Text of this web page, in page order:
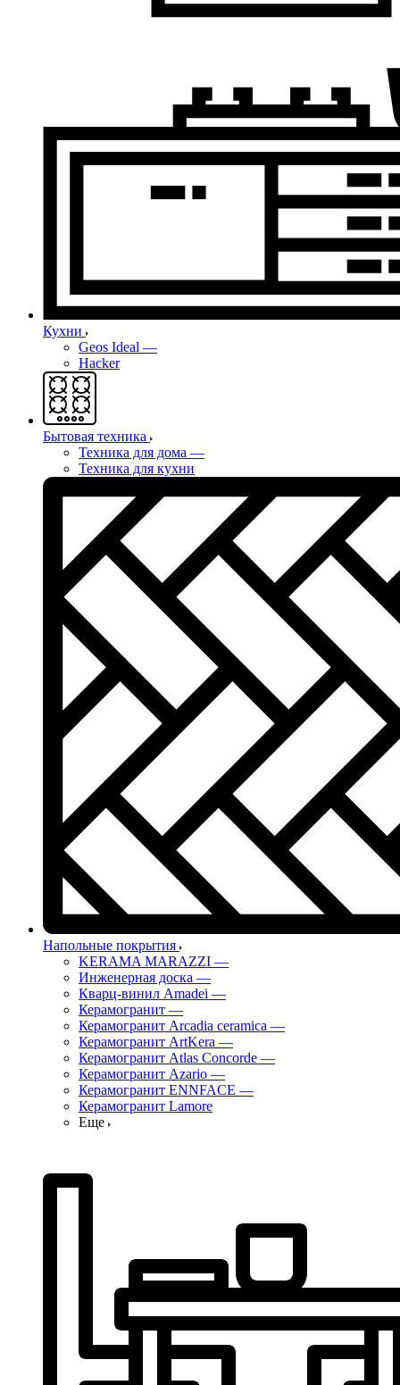
Кухни
Geos Ideal —
Hacker
Бытовая техника
Техника для дома —
Техника для кухни
Напольные покрытия
KERAMA MARAZZI —
Инженерная доска —
Кварц-винил Amadei —
Керамогранит —
Керамогранит Arcadia ceramica —
Керамогранит ArtKera —
Керамогранит Atlas Concorde —
Керамогранит Azario —
Керамогранит ENNFACE —
Керамогранит Lamore
Еще